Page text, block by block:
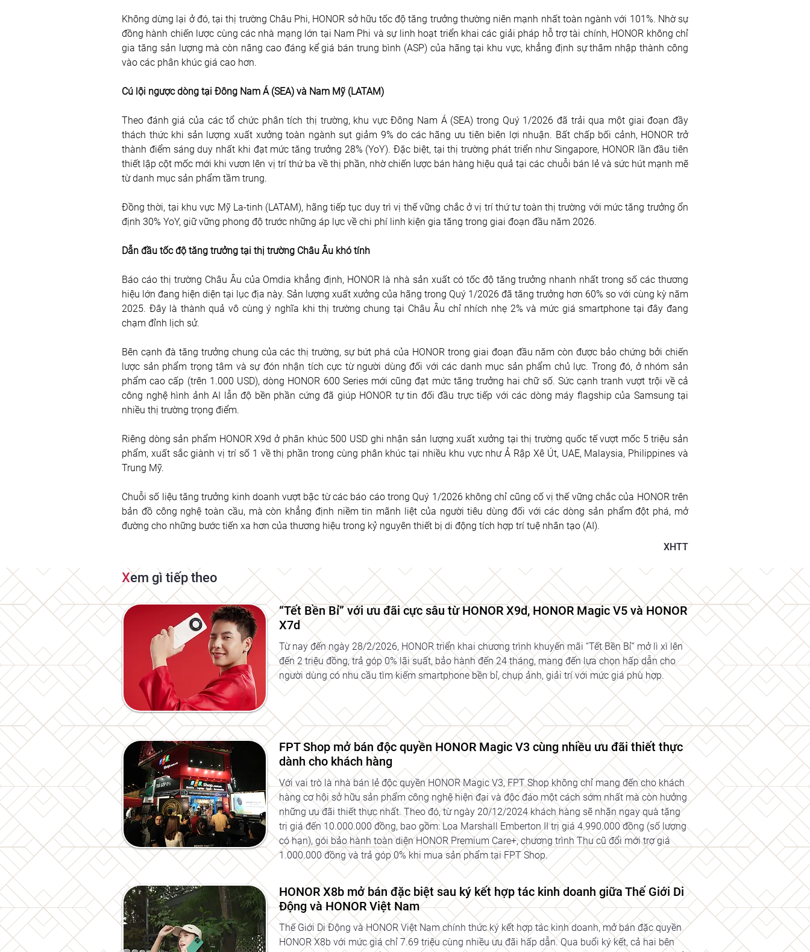
Không dừng lại ở đó, tại thị trường Châu Phi, HONOR sở hữu tốc độ tăng trưởng thường niên mạnh nhất toàn ngành với 101%. Nhờ sự
đồng hành chiến lược cùng các nhà mạng lớn tại Nam Phi và sự linh hoạt triển khai các giải pháp hỗ trợ tài chính, HONOR không chỉ
gia tăng sản lượng mà còn nâng cao đáng kể giá bán trung bình (ASP) của hãng tại khu vực, khẳng định sự thâm nhập thành công
vào các phân khúc giá cao hơn.
Cú lội ngược dòng tại Đông Nam Á (SEA) và Nam Mỹ (LATAM)
Theo đánh giá của các tổ chức phân tích thị trường, khu vực Đông Nam Á (SEA) trong Quý 1/2026 đã trải qua một giai đoạn đầy
thách thức khi sản lượng xuất xưởng toàn ngành sụt giảm 9% do các hãng ưu tiên biên lợi nhuận. Bất chấp bối cảnh, HONOR trở
thành điểm sáng duy nhất khi đạt mức tăng trưởng 28% (YoY). Đặc biệt, tại thị trường phát triển như Singapore, HONOR lần đầu tiên
thiết lập cột mốc mới khi vươn lên vị trí thứ ba về thị phần, nhờ chiến lược bán hàng hiệu quả tại các chuỗi bán lẻ và sức hút mạnh mẽ
từ danh mục sản phẩm tầm trung.
Đồng thời, tại khu vực Mỹ La-tinh (LATAM), hãng tiếp tục duy trì vị thế vững chắc ở vị trí thứ tư toàn thị trường với mức tăng trưởng ổn
định 30% YoY, giữ vững phong độ trước những áp lực về chi phí linh kiện gia tăng trong giai đoạn đầu năm 2026.
Dẫn đầu tốc độ tăng trưởng tại thị trường Châu Âu khó tính
Báo cáo thị trường Châu Âu của Omdia khẳng định, HONOR là nhà sản xuất có tốc độ tăng trưởng nhanh nhất trong số các thương
hiệu lớn đang hiện diện tại lục địa này. Sản lượng xuất xưởng của hãng trong Quý 1/2026 đã tăng trưởng hơn 60% so với cùng kỳ năm
2025. Đây là thành quả vô cùng ý nghĩa khi thị trường chung tại Châu Âu chỉ nhích nhẹ 2% và mức giá smartphone tại đây đang
chạm đỉnh lịch sử.
Bên cạnh đà tăng trưởng chung của các thị trường, sự bứt phá của HONOR trong giai đoạn đầu năm còn được bảo chứng bởi chiến
lược sản phẩm trọng tâm và sự đón nhận tích cực từ người dùng đối với các danh mục sản phẩm chủ lực. Trong đó, ở nhóm sản
phẩm cao cấp (trên 1.000 USD), dòng HONOR 600 Series mới cũng đạt mức tăng trưởng hai chữ số. Sức cạnh tranh vượt trội về cả
công nghệ hình ảnh AI lẫn độ bền phần cứng đã giúp HONOR tự tin đối đầu trực tiếp với các dòng máy flagship của Samsung tại
nhiều thị trường trọng điểm.
Riêng dòng sản phẩm HONOR X9d ở phân khúc 500 USD ghi nhận sản lượng xuất xưởng tại thị trường quốc tế vượt mốc 5 triệu sản
phẩm, xuất sắc giành vị trí số 1 về thị phần trong cùng phân khúc tại nhiều khu vực như Ả Rập Xê Út, UAE, Malaysia, Philippines và
Trung Mỹ.
Chuỗi số liệu tăng trưởng kinh doanh vượt bậc từ các báo cáo trong Quý 1/2026 không chỉ cũng cố vị thế vững chắc của HONOR trên
bản đồ công nghệ toàn cầu, mà còn khẳng định niềm tin mãnh liệt của người tiêu dùng đối với các dòng sản phẩm đột phá, mở
đường cho những bước tiến xa hơn của thương hiệu trong kỷ nguyên thiết bị di động tích hợp trí tuệ nhân tạo (AI).
XHTT
Xem gì tiếp theo
“Tết Bền Bỉ” với ưu đãi cực sâu từ HONOR X9d, HONOR Magic V5 và HONOR
X7d
Từ nay đến ngày 28/2/2026, HONOR triển khai chương trình khuyến mãi “Tết Bền Bỉ” mở lì xì lên
đến 2 triệu đồng, trả góp 0% lãi suất, bảo hành đến 24 tháng, mang đến lựa chọn hấp dẫn cho
người dùng có nhu cầu tìm kiếm smartphone bền bỉ, chụp ảnh, giải trí với mức giá phù hợp.
FPT Shop mở bán độc quyền HONOR Magic V3 cùng nhiều ưu đãi thiết thực
dành cho khách hàng
Với vai trò là nhà bán lẻ độc quyền HONOR Magic V3, FPT Shop không chỉ mang đến cho khách
hàng cơ hội sở hữu sản phẩm công nghệ hiện đại và độc đáo một cách sớm nhất mà còn hưởng
những ưu đãi thiết thực nhất. Theo đó, từ ngày 20/12/2024 khách hàng sẽ nhận ngay quà tặng
trị giá đến 10.000.000 đồng, bao gồm: Loa Marshall Emberton II trị giá 4.990.000 đồng (số lượng
có hạn), gói bảo hành toàn diện HONOR Premium Care+, chương trình Thu cũ đổi mới trợ giá
1.000.000 đồng và trả góp 0% khi mua sản phẩm tại FPT Shop.
HONOR X8b mở bán đặc biệt sau ký kết hợp tác kinh doanh giữa Thế Giới Di
Động và HONOR Việt Nam
Thế Giới Di Động và HONOR Việt Nam chính thức ký kết hợp tác kinh doanh, mở bán đặc quyền
HONOR X8b với mức giá chỉ 7.69 triệu cùng nhiều ưu đãi hấp dẫn. Qua buổi ký kết, cả hai bên